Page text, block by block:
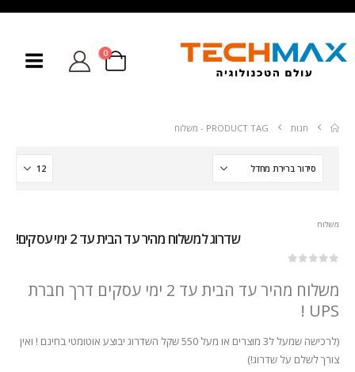
0
חנות PRODUCT TAG - משלוח
משלוח
שדרוג למשלוח מהיר עד הבית עד 2 ימי עסקים!
משלוח מהיר עד הבית עד 2 ימי עסקים דרך חברת
UPS !
(לרכישה שמעל ל3 מוצרים או מעל 550 שקל השדרוג יבוצע אוטומטי בחינם ! ואין
צורך לשלם על שדרוג!)